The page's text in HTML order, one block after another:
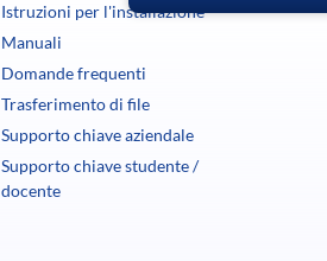
Istruzioni per l'installazione
Manuali
Domande frequenti
Trasferimento di file
Supporto chiave aziendale
Supporto chiave studente /
docente